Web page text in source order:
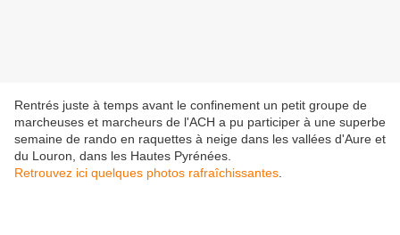
Rentrés juste à temps avant le confinement un petit groupe de
marcheuses et marcheurs de l'ACH a pu participer à une superbe
semaine de rando en raquettes à neige dans les vallées d'Aure et
du Louron, dans les Hautes Pyrénées.
Retrouvez ici quelques photos rafraîchissantes